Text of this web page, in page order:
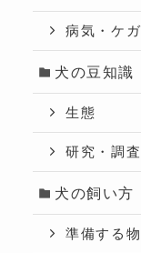
病気・ケガ
犬の豆知識
生態
研究・調査
犬の飼い方
準備する物